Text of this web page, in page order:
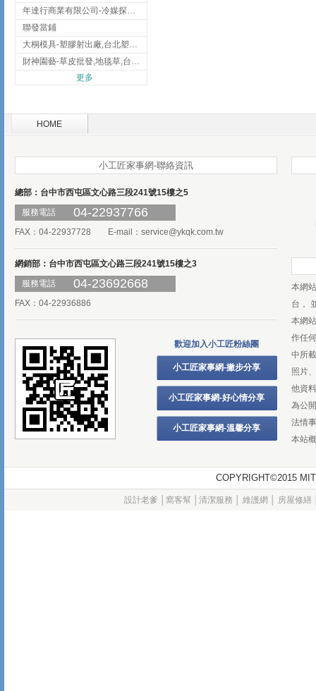
年達行商業有限公司-冷媒探漏儀,壓力錶組,真空泵浦,台北冷凍空調材料
聯發當鋪
大桐模具-塑膠射出廠,台北塑膠射出廠
財神園藝-草皮批發,地毯草,台北草,彰化地毯草,彰化台北草
更多
HOME
小工匠家事網-聯絡資訊
總部：台中市西屯區文心路三段241號15樓之5
服務電話
04-22937766
FAX：04-22937728 E-mail： service@ykqk.com.tw
網銷部：台中市西屯區文心路三段241號15樓之3
服務電話
04-23692668
FAX：04-22936886
歡迎加入小工匠粉絲團
小工匠家事網-撇步分享
小工匠家事網-好心情分享
小工匠家事網-溫馨分享
本網
台，
本網
作任
中所
照片
他資
為公
法情
本站
COPYRIGHT©2015
設計老爹 窩客幫 清潔服務 維護網 房屋修繕